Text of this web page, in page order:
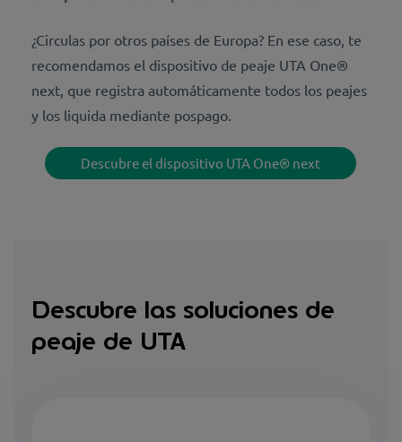
¿Circulas por otros países de Europa? En ese caso, te
recomendamos el dispositivo de peaje UTA One®
next, que registra automáticamente todos los peajes
y los liquida mediante pospago.
Descubre el dispositivo UTA One® next
Descubre las soluciones de
peaje de UTA